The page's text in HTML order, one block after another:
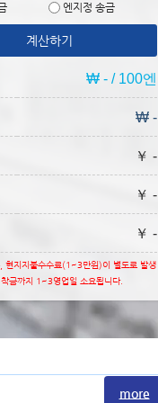
엔지정 송금
계산하기
₩ - / 100엔
₩ -
￥ -
￥ -
￥ -
현지지불수수료(1~3만원)이 별도로 발생
금까지 1~3영업일 소요됩니다.
more